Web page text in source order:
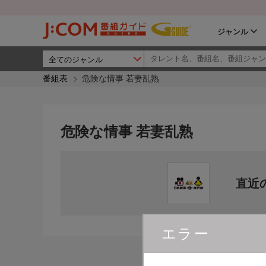
ジャンル
番組表 危険な情事 若妻乱熟
エラー
危険な情事 若妻乱熟
直近